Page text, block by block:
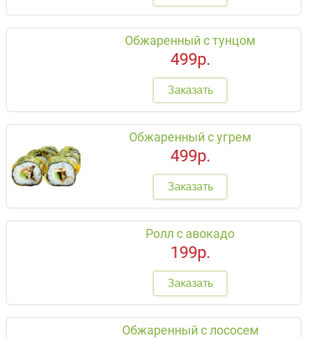
Обжаренный с тунцом
499р.
Заказать
Обжаренный с угрем
499р.
Заказать
Ролл с авокадо
199р.
Заказать
Обжаренный с лососем